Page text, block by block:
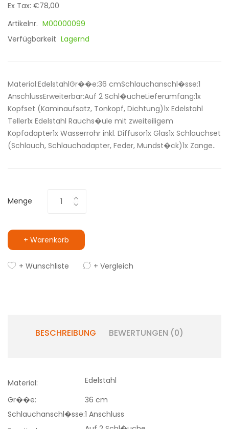
Ex Tax: €78,00
Artikelnr. M00000099
Verfügbarkeit Lagernd
Material:EdelstahlGr��e:36 cmSchlauchanschl�sse:1
AnschlussErweiterbar:Auf 2 Schl�ucheLieferumfang:1x
Kopfset (Kaminaufsatz, Tonkopf, Dichtung)1x Edelstahl
Teller1x Edelstahl Rauchs�ule mit zweiteiligem
Kopfadapter1x Wasserrohr inkl. Diffusor1x Glas1x Schlauchset
(Schlauch, Schlauchadapter, Feder, Mundst�ck)1x Zange..
Menge
+ Warenkorb
+ Wunschliste + Vergleich
BESCHREIBUNG BEWERTUNGEN (0)
Material:
Edelstahl
Gr��e:
36 cm
Schlauchanschl�sse:1 Anschluss